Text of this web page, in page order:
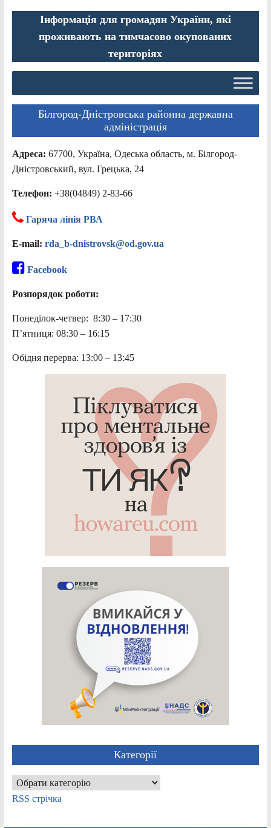
Інформація для громадян України, які
проживають на тимчасово окупованих
територіях
Білгород-Дністровська районна державна
адміністрація
Адреса: 67700, Україна, Одеська область, м. Білгород-
Дністровський, вул. Грецька, 24
Телефон: +38(04849) 2-83-66
Гаряча лінія РВА
E-mail: rda_b-dnistrovsk@od.gov.ua
Facebook
Розпорядок роботи:
Понеділок-четвер: 8:30 – 17:30
П’ятниця: 08:30 – 16:15
Обідня перерва: 13:00 – 13:45
Категорії
Категорії
RSS стрічка